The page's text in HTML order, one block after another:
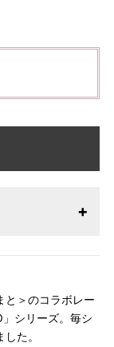
と＞のコラボレー
シリーズ。毎シ
た。